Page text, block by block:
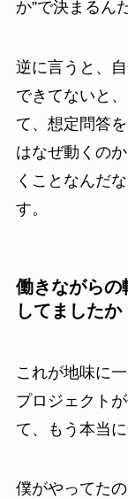
か”で決まるん
逆に言うと、
できてないと
て、想定問答
はなぜ動くの
くことなんだ
す。
働きながらの
してましたか
これが地味に
プロジェクト
て、もう本当
僕がやってた